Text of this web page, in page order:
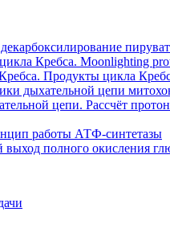
Кребса. Moonlighting
Продукты цикла
дыхательной цепи
цепи. Рассчёт
работы АТФ-синтетазы
выход полного окисления